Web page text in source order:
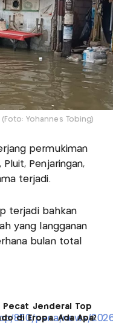
(Foto: Yohannes Tobing)
permukiman
Penjaringan,
terjadi.
terjadi bahkan
yang langganan
bulan total
Pecat Jenderal Top
di Eropa, Ada Apa?